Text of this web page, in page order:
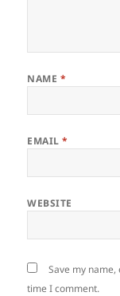
NAME *
EMAIL*
WEBSITE
Save my
time I comment.